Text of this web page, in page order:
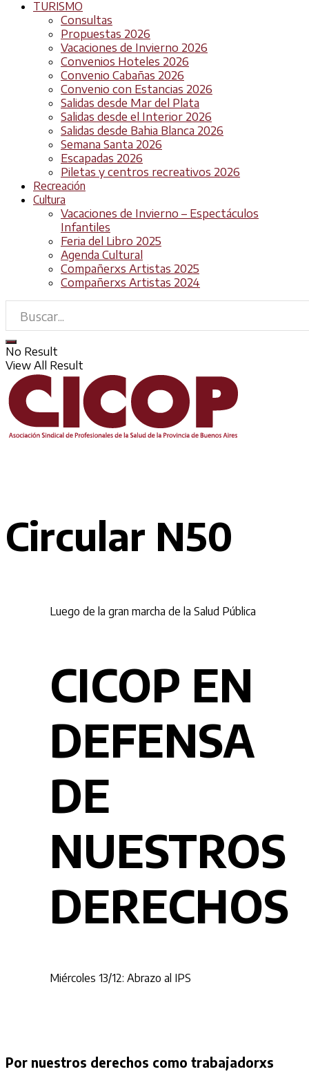
TURISMO
Consultas
Propuestas 2026
Vacaciones de Invierno 2026
Convenios Hoteles 2026
Convenio Cabañas 2026
Convenio con Estancias 2026
Salidas desde Mar del Plata
Salidas desde el Interior 2026
Salidas desde Bahia Blanca 2026
Semana Santa 2026
Escapadas 2026
Piletas y centros recreativos 2026
Recreación
Cultura
Vacaciones de Invierno – Espectáculos
Infantiles
Feria del Libro 2025
Agenda Cultural
Compañerxs Artistas 2025
Compañerxs Artistas 2024
No Result
View All Result
Circular N50
Luego de la gran marcha de la Salud Pública
CICOP EN
DEFENSA
DE
NUESTROS
DERECHOS
Miércoles 13/12: Abrazo al IPS
Por nuestros derechos como trabajadorxs